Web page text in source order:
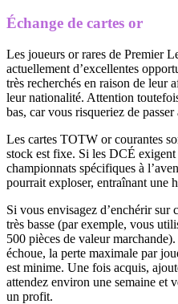
Échange de cartes or
Les joueurs or rares de Premier
actuellement d’excellentes
très recherchés en raison de leur
leur nationalité. Attention
bas, car vous risqueriez de
Les cartes TOTW or courantes
stock est fixe. Si les DCÉ exigent
championnats spécifiques à
pourrait exploser, entraînant une
Si vous envisagez d’enchérir sur
très basse (par exemple, vous
500 pièces de valeur
échoue, la perte maximale par
est minime. Une fois acquis,
attendez environ une semaine et
un profit.